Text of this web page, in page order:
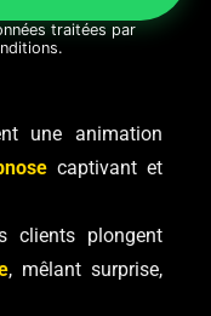
traitées par
une animation
captivant et
clients plongent
, mêlant surprise,